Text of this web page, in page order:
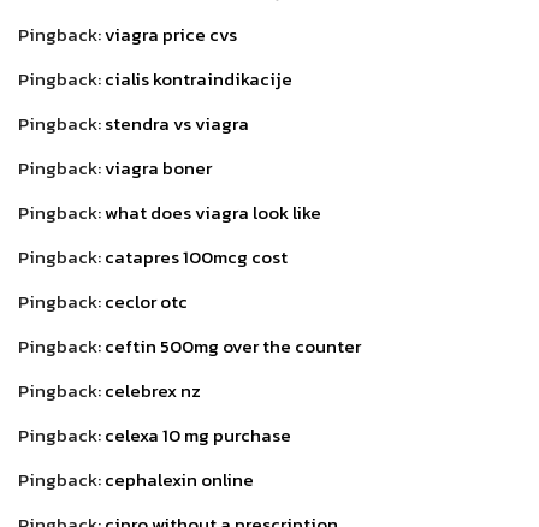
Pingback:viagra price cvs
Pingback:cialis kontraindikacije
Pingback:stendra vs viagra
Pingback:viagra boner
Pingback:what does viagra look like
Pingback:catapres 100mcg cost
Pingback:ceclor otc
Pingback:ceftin 500mg over the counter
Pingback:celebrex nz
Pingback:celexa 10 mg purchase
Pingback:cephalexin online